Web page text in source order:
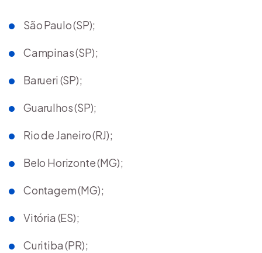
São Paulo (SP);
Campinas (SP);
Barueri (SP);
Guarulhos (SP);
Rio de Janeiro (RJ);
Belo Horizonte (MG);
Contagem (MG);
Vitória (ES);
Curitiba (PR);